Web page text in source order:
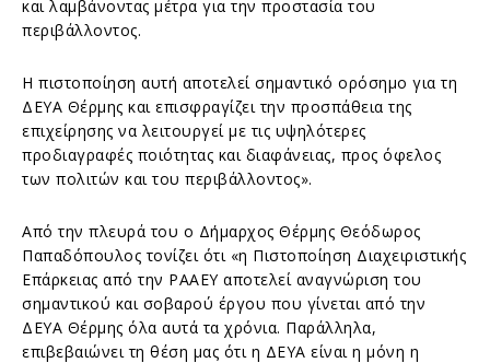
και λαμβάνοντας μέτρα για την προστασία του
περιβάλλοντος.
Η πιστοποίηση αυτή αποτελεί σημαντικό ορόσημο για τη
ΔΕΥΑ Θέρμης και επισφραγίζει την προσπάθεια της
επιχείρησης να λειτουργεί με τις υψηλότερες
προδιαγραφές ποιότητας και διαφάνειας, προς όφελος
των πολιτών και του περιβάλλοντος».
Από την πλευρά του ο Δήμαρχος Θέρμης Θεόδωρος
Παπαδόπουλος τονίζει ότι «η Πιστοποίηση Διαχειριστικής
Επάρκειας από την ΡΑΑΕΥ αποτελεί αναγνώριση του
σημαντικού και σοβαρού έργου που γίνεται από την
ΔΕΥΑ Θέρμης όλα αυτά τα χρόνια. Παράλληλα,
επιβεβαιώνει τη θέση μας ότι η ΔΕΥΑ είναι η μόνη η